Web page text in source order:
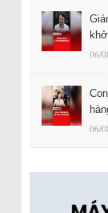
06/
06/